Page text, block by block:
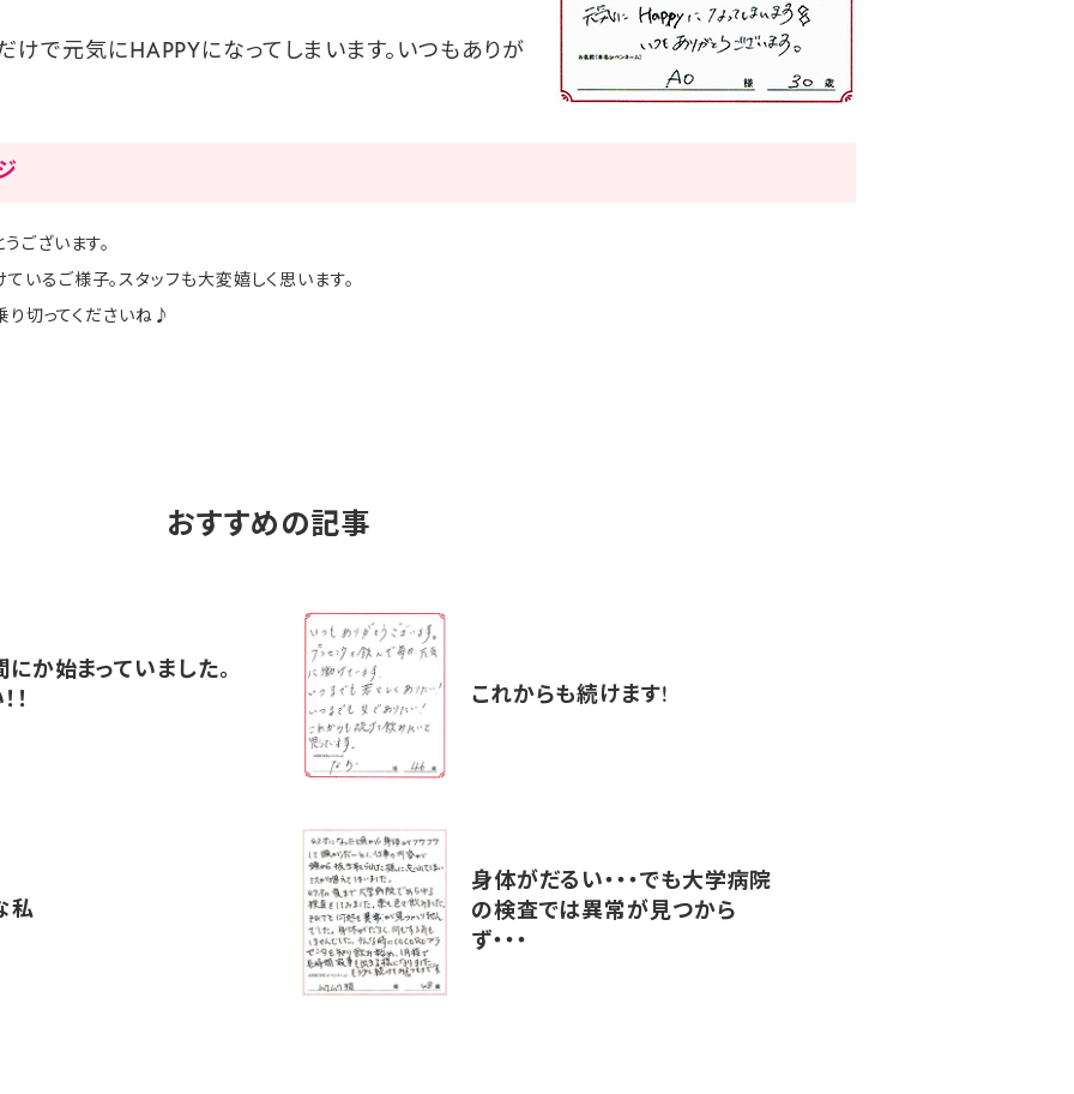
けで元気にHAPPYになってしまいます。いつもありが
ございます。
るご様子。スタッフも大変嬉しく思います。
り切ってくださいね♪
おすすめの記事
か始まっていました。
！
これからも続けます!
私
身体がだるい・・・でも大学病院
の検査では異常が見つから
ず・・・